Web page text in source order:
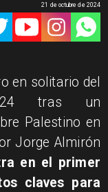
21 de octubre de 2024
en solitario del
tras un
Palestino en
Jorge Almirón
en el primer
claves para